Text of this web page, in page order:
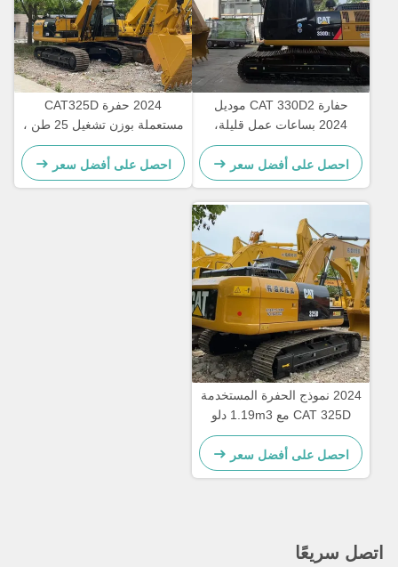
حفارة CAT 330D2 موديل
2024 بساعات عمل قليلة،
مزودة بمحرك CAT7.1ACERT
وسرعة مقدرة تبلغ 5.3 كم/
ساعة
احصل على أفضل سعر
2024 حفرة CAT325D
مستعملة بوزن تشغيل 25 طن ،
سرعة 5.3 كم / ساعة ، وضمان
12 شهرًا
احصل على أفضل سعر
2024 نموذج الحفرة المستخدمة
CAT 325D مع 1.19m3 دلو
وعمق حفر 6700mm للعمل
الثقيل
احصل على أفضل سعر
اتصل سريعًا